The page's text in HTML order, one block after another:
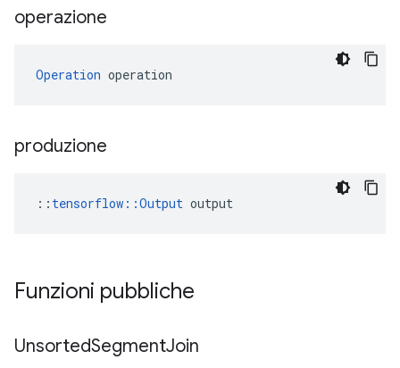
operazione
Operation operation
produzione
:: tensorflow::Output output
Funzioni pubbliche
UnsortedSegmentJoin